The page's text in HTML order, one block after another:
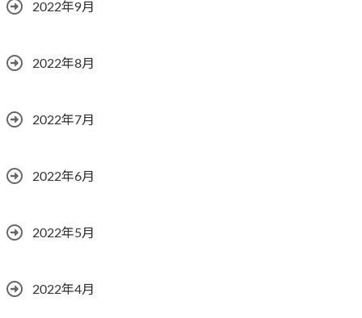
2022年9月
2022年8月
2022年7月
2022年6月
2022年5月
2022年4月